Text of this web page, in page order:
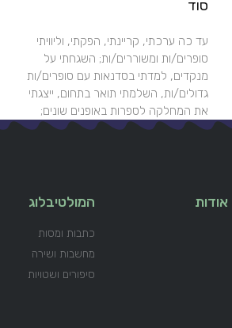
סוד
עד כה ערכתי, קריינתי, הפקתי, וליוויתי
סופרים/ות ומשוררים/ות; השגחתי על
מנקדים, למדתי בסדנאות עם סופרים/ות
גדולים/ות, השלמתי תואר בתחום, ייצגתי
את המחלקה לספרות באופנים שונים;
אודות המולטיבלוג
כתבות ומסות
מחשבות ושירה
סיפורים ושטויות